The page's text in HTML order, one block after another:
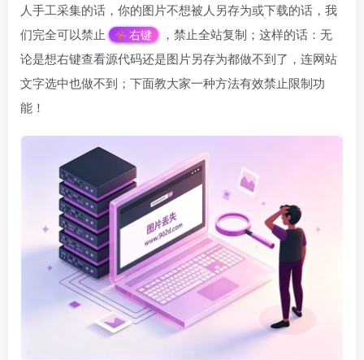
人手工采集的话，你的图片不想被人另存为或下载的话，我
们完全可以禁止
右键
，禁止全站复制；这样的话：无
论是想右键查看源代码还是图片另存为都做不到了，连网站
文字选中也做不到；下面教大家一种方法有效禁止限制功
能！